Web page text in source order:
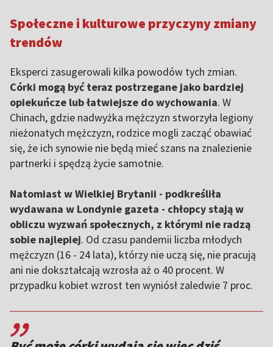
Społeczne i kulturowe przyczyny zmiany
trendów
Eksperci zasugerowali kilka powodów tych zmian.
Córki mogą być teraz postrzegane jako bardziej
opiekuńcze lub łatwiejsze do wychowania. W
Chinach, gdzie nadwyżka mężczyzn stworzyła legiony
nieżonatych mężczyzn, rodzice mogli zacząć obawiać
się, że ich synowie nie będą mieć szans na znalezienie
partnerki i spędzą życie samotnie.
Natomiast w Wielkiej Brytanii - podkreśliła
wydawana w Londynie gazeta - chłopcy stają w
obliczu wyzwań społecznych, z którymi nie radzą
sobie najlepiej. Od czasu pandemii liczba młodych
mężczyzn (16 - 24 lata), którzy nie uczą się, nie pracują
ani nie dokształcają wzrosła aż o 40 procent. W
przypadku kobiet wzrost ten wyniósł zaledwie 7 proc.
,,